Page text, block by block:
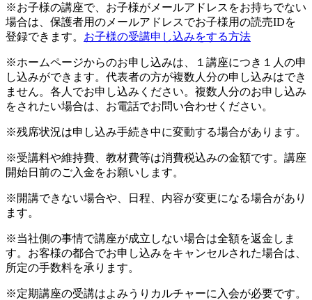
※お子様の講座で、お子様がメールアドレスをお持ちでない
場合は、保護者用のメールアドレスでお子様用の読売IDを
登録できます。 お子様の受講申し込みをする方法
※ホームページからのお申し込みは、１講座につき１人の申
し込みができます。代表者の方が複数人分の申し込みはでき
ません。各人でお申し込みください。複数人分のお申し込み
をされたい場合は、お電話でお問い合わせください。
※残席状況は申し込み手続き中に変動する場合があります。
※受講料や維持費、教材費等は消費税込みの金額です。講座
開始日前のご入金をお願いします。
※開講できない場合や、日程、内容が変更になる場合があり
ます。
※当社側の事情で講座が成立しない場合は全額を返金しま
す。お客様の都合でお申し込みをキャンセルされた場合は、
所定の手数料を承ります。
※定期講座の受講はよみうりカルチャーに入会が必要です。